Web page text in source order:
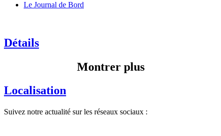
Le Journal de Bord
Détails
Montrer plus
Localisation
Suivez notre actualité sur les réseaux sociaux :